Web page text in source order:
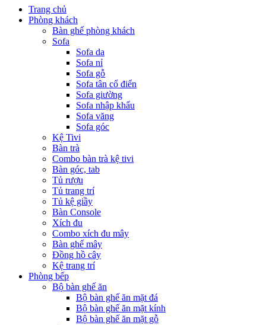
Trang chủ
Phòng khách
Bàn ghế phòng khách
Sofa
Sofa da
Sofa nỉ
Sofa gỗ
Sofa tân cổ điển
Sofa giường
Sofa nhập khẩu
Sofa văng
Sofa góc
Kệ Tivi
Bàn trà
Combo bàn trà kệ tivi
Bàn góc, tab
Tủ rượu
Tủ trang trí
Tủ kệ giầy
Bàn Console
Xích đu
Combo xích đu mây
Bàn ghế mây
Đồng hồ cây
Kệ trang trí
Phòng bếp
Bộ bàn ghế ăn
Bộ bàn ghế ăn mặt đá
Bộ bàn ghế ăn mặt kính
Bộ bàn ghế ăn mặt gỗ